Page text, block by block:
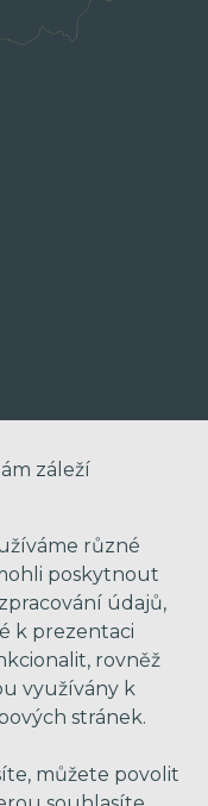
záleží
různé
poskytnout
údajů,
k prezentaci
rovněž
využívány k
stránek.
můžete povolit